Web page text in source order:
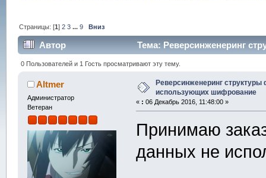
Страницы: [1]2 3 ...9 Вниз
Автор
Тема: Реверсинженеринг
раз)
0 Пользователей и 1 Гость просматривают эту тему.
Altmer
Администратор
Ветеран
Реверсинженеринг структуры
использующих шифрование
« : 06 Декабрь 2016, 11:48:00 »
Принимаю
данных не